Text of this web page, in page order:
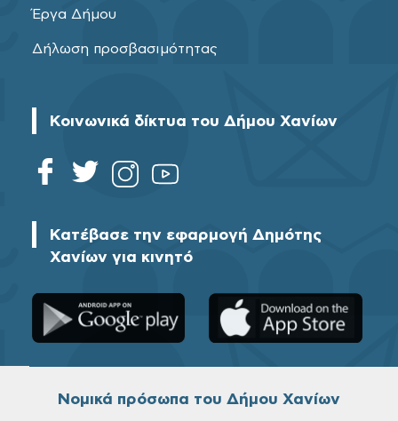
Έργα Δήμου
Δήλωση προσβασιμότητας
Κοινωνικά δίκτυα του Δήμου Χανίων
Κατέβασε την εφαρμογή Δημότης
Χανίων για κινητό
Νομικά πρόσωπα του Δήμου Χανίων